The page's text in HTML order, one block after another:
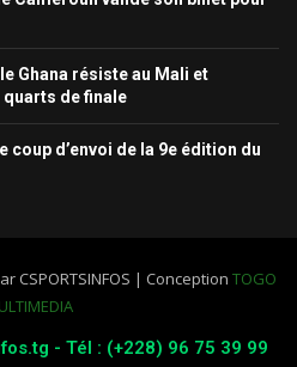
Ghana résiste au Mali et
de finale
coup d’envoi de la 9e édition du
CSPORTSINFOS | Conception TOGO
- Tél : (+228) 96 75 39 99